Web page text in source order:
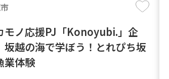
モノ応援PJ「Konoyubi.」企
越の海で学ぼう！とれぴち坂
業体験